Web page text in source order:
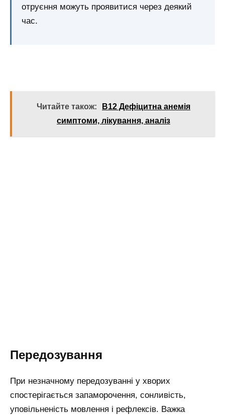
отруєння можуть проявитися через деякий
час.
Читайте також:
В12 Дефіцитна анемія
симптоми, лікування, аналіз
Передозування
При незначному передозуванні у хворих
спостерігається запаморочення, сонливість,
уповільненість мовлення і рефлексів. Важка